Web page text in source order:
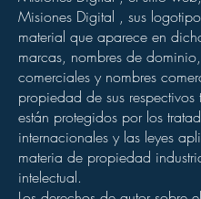
Misiones Digital , sus
material que aparece en
marcas, nombres de
comerciales y nombres
propiedad de sus respectivos
están protegidos por los
internacionales y las leyes
materia de propiedad
intelectual.